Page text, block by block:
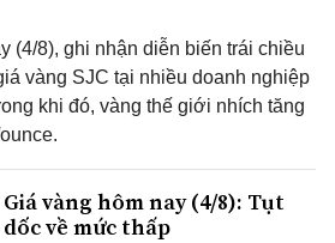
(4/8), ghi nhận diễn biến trái chiều
vàng SJC tại nhiều doanh nghiệp
khi đó, vàng thế giới nhích tăng
Giá vàng hôm nay (4/8): Tụt
dốc về mức thấp